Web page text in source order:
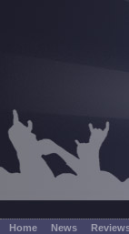
Home News